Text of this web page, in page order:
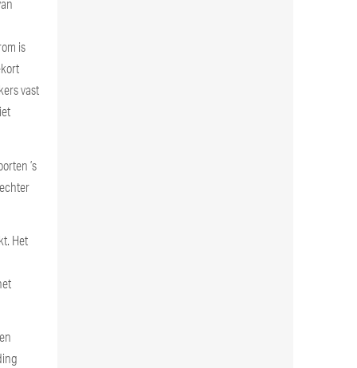
is
vast
’s
Het